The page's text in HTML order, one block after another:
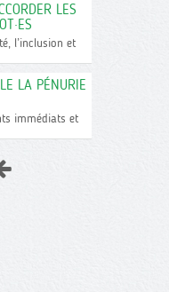
LES
l’inclusion et
LA PÉNURIE
immédiats et